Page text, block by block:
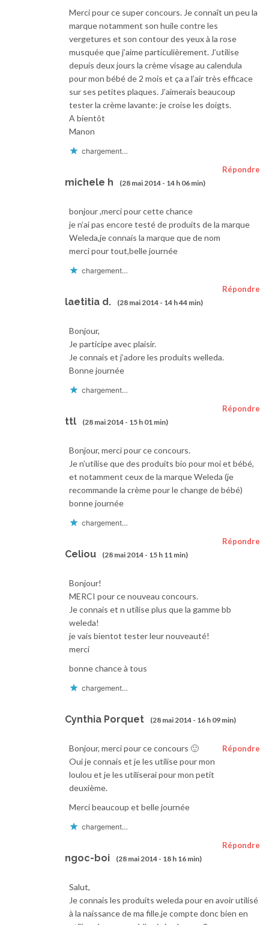
Merci pour ce super concours. Je connaît un peu la
marque notamment son huile contre les
vergetures et son contour des yeux à la rose
musquée que j’aime particulièrement. J’utilise
depuis deux jours la crème visage au calendula
pour mon bébé de 2 mois et ça a l’air très efficace
sur ses petites plaques. J’aimerais beaucoup
tester la crème lavante: je croise les doigts.
A bientôt
Manon
chargement…
michele h (28 mai 2014 - 14 h 06 min)
Répondre
bonjour ,merci pour cette chance
je n’ai pas encore testé de produits de la marque
Weleda,je connais la marque que de nom
merci pour tout,belle journée
chargement…
laetitia d. (28 mai 2014 - 14 h 44 min)
Répondre
Bonjour,
Je participe avec plaisir.
Je connais et j’adore les produits welleda.
Bonne journée
chargement…
ttl (28 mai 2014 - 15 h 01 min)
Répondre
Bonjour, merci pour ce concours.
Je n’utilise que des produits bio pour moi et bébé,
et notamment ceux de la marque Weleda (je
recommande la crème pour le change de bébé)
bonne journée
chargement…
Celiou (28 mai 2014 - 15 h 11 min)
Répondre
Bonjour!
MERCI pour ce nouveau concours.
Je connais et n utilise plus que la gamme bb
weleda!
je vais bientot tester leur nouveauté!
merci
bonne chance à tous
chargement…
Cynthia Porquet (28 mai 2014 - 16 h 09 min)
Répondre
Bonjour, merci pour ce concours 🙂
Oui je connais et je les utilise pour mon
loulou et je les utiliserai pour mon petit
deuxième.
Merci beaucoup et belle journée
chargement…
ngoc-boi (28 mai 2014 - 18 h 16 min)
Répondre
Salut,
Je connais les produits weleda pour en avoir utilisé
à la naissance de ma fille.je compte donc bien en